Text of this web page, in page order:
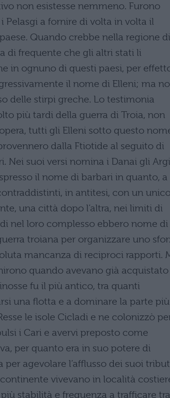
non esistesse nemmeno. Furono
Pelasgi a fornire di volta in volta il
Quando crebbe nella regione di
di frequente che gli altri stati li
in ognuno di questi paesi, per
il nome di Elleni; ma
delle stirpi greche. Lo testimonia
più tardi della guerra di Troia, non
tutti gli Elleni sotto questo
dalla Ftiotide al seguito di
Nei suoi versi nomina i Danai gli
il nome di barbari in quanto, a
in antitesi, con un unico
una città dopo l’altra, nei limiti di
nel loro complesso ebbero nome di
troiana per organizzare uno
mancanza di reciproci rapporti.
quando avevano già acquistato
fu il più antico, tra quanti
una flotta e a dominare la parte più
le isole Cicladi e ne colonizzò
i Cari e avervi preposto come
per quanto era in suo potere di
agevolare l’afflusso dei suoi
vivevano in località
stabilità e frequenza a trafficare tra